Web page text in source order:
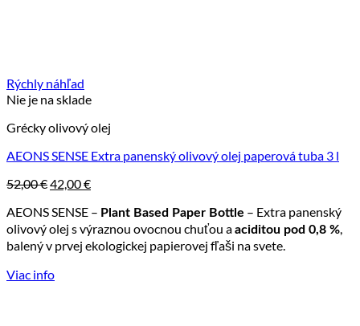
Rýchly náhľad
Nie je na sklade
Grécky olivový olej
AEONS SENSE Extra panenský olivový olej paperová tuba 3 l
52,00€Pôvodná
bola:
52,00 €.
42,00€Aktuálna
je:
42,00 €.
AEONS SENSE – Plant Based Paper Bottle – Extra panenský
olivový olej s výraznou ovocnou chuťou aaciditou pod 0,8 %,
balený v prvej ekologickej papierovej fľaši na svete.
Viac info